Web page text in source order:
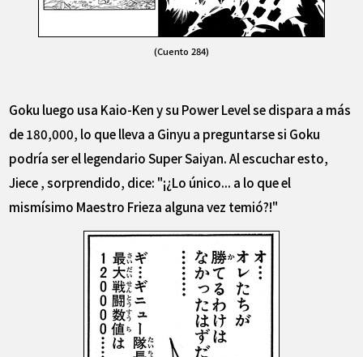
(Cuento 284)
Goku luego usa Kaio-Ken y su Power Level se dispara a más
de 180,000, lo que lleva a Ginyu a preguntarse si Goku
podría ser el legendario Super Saiyan. Al escuchar esto,
Jiece , sorprendido, dice: "¡¿Lo único... a lo que el
mismísimo Maestro Frieza alguna vez temió?!"